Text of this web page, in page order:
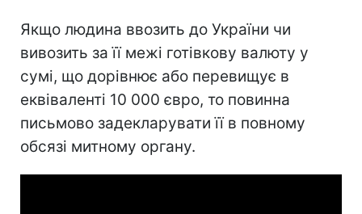
Якщо людина ввозить до України чи
вивозить за її межі готівкову валюту у
сумі, що дорівнює або перевищує в
еквіваленті 10 000 євро, то повинна
письмово задекларувати її в повному
обсязі митному органу.